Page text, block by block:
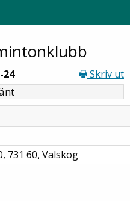
24 Skriv ut
731 60, Valskog